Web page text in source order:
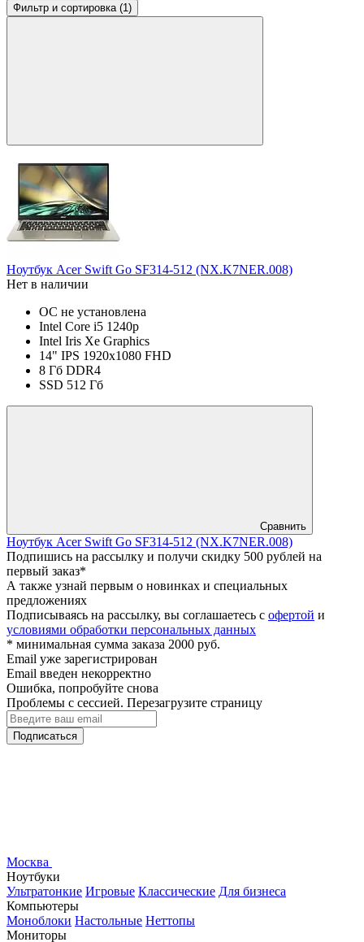
Фильтр и сортировка (1)
Ноутбук Acer Swift Go SF314-512 (NX.K7NER.008)
Нет в наличии
ОС не установлена
Intel Core i5 1240p
Intel Iris Xe Graphics
14" IPS 1920x1080 FHD
8 Гб DDR4
SSD 512 Гб
Сравнить
Ноутбук Acer Swift Go SF314-512 (NX.K7NER.008)
Подпишись на рассылку и получи скидку 500 рублей на
первый заказ*
А также узнай первым о новинках и специальных
предложениях
Подписываясь на рассылку, вы соглашаетесь с офертой и
условиями обработки персональных данных
* минимальная сумма заказа 2000 руб.
Email уже зарегистрирован
Email введен некорректно
Ошибка, попробуйте снова
Проблемы с сессией. Перезагрузите страницу
Подписаться
Москва
Ноутбуки
Ультратонкие Игровые Классические Для бизнеса
Компьютеры
Моноблоки Настольные Неттопы
Мониторы